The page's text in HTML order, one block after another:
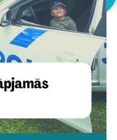
Instagram
Flick TikTok